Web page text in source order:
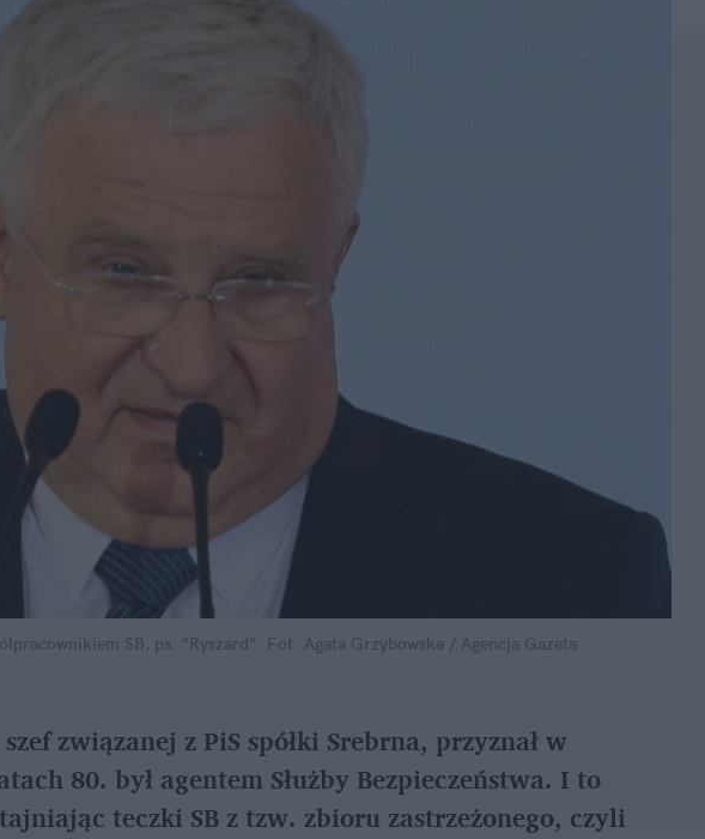
SB, ps. "Ryszard". Fot. Agata Grzybowska / Agencja Gazeta
związanej z PiS spółki Srebrna, przyznał w
80. był agentem Służby Bezpieczeństwa. I to
teczki SB z tzw. zbioru zastrzeżonego, czyli